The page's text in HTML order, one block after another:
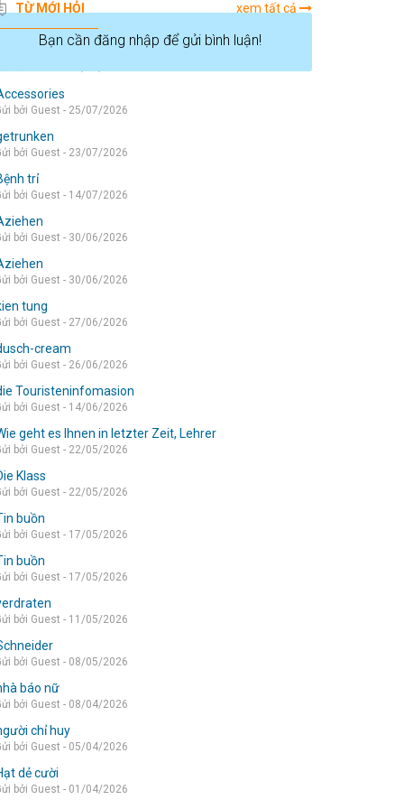
Bạn cần đăng nhập để gửi bình luận!
TỪ MỚI HỎI xem tất cả
die wohnung
bởi Guest - 25/07/2026
bởi Guest - 23/07/2026
trỉ
bởi Guest - 14/07/2026
bởi Guest - 30/06/2026
bởi Guest - 30/06/2026
tung
bởi Guest - 27/06/2026
cream
bởi Guest - 26/06/2026
Touristeninfomasion
bởi Guest - 14/06/2026
geht es Ihnen in letzter Zeit, Lehrer
bởi Guest - 22/05/2026
Klass
bởi Guest - 22/05/2026
buồn
bởi Guest - 17/05/2026
buồn
bởi Guest - 17/05/2026
bởi Guest - 11/05/2026
bởi Guest - 08/05/2026
báo nữ
bởi Guest - 08/04/2026
chỉ huy
bởi Guest - 05/04/2026
dẻ cười
bởi Guest - 01/04/2026